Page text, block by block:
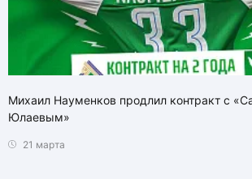
Михаил Науменков продлил контракт с
Юлаевым»
21 марта